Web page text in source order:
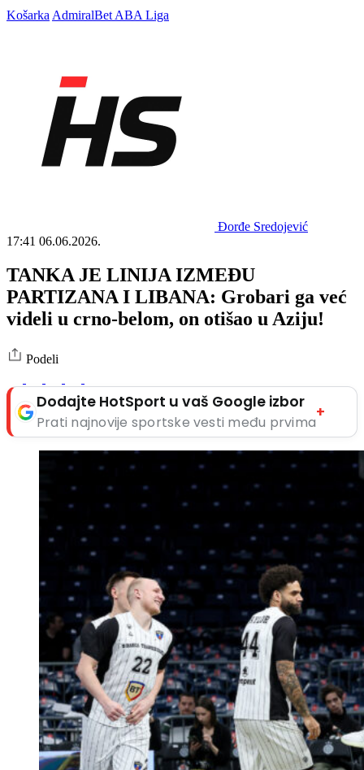
Košarka AdmiralBet ABA Liga
Đorđe Sredojević
17:41 06.06.2026.
TANKA JE LINIJA IZMEĐU
PARTIZANA I LIBANA: Grobari ga već
videli u crno-belom, on otišao u Aziju!
Podeli
Dodajte HotSport u vaš Google izbor
Prati najnovije sportske vesti među prvima
+